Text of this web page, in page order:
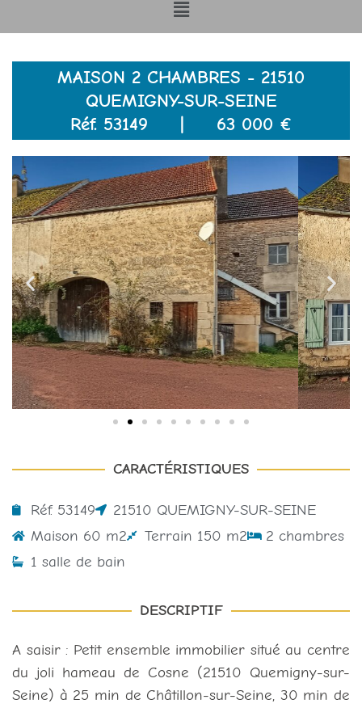
MAISON 2 CHAMBRES - 21510
QUEMIGNY-SUR-SEINE
Réf. 53149 | 63 000 €
CARACTÉRISTIQUES
Réf. 53149
21510 QUEMIGNY-SUR-SEINE
Maison 60 m2
Terrain 150 m2
2 chambres
1 salle de bain
DESCRIPTIF
A saisir : Petit ensemble immobilier situé au centre
du joli hameau de Cosne (21510 Quemigny-sur-
Seine) à 25 min de Châtillon-sur-Seine, 30 min de